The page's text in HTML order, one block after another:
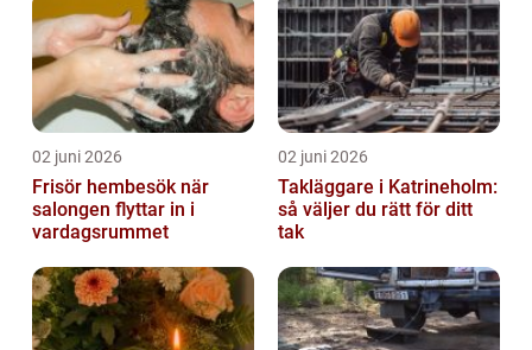
02 juni 2026
Frisör hembesök när
salongen flyttar in i
vardagsrummet
02 juni 2026
Takläggare i Katrineholm:
så väljer du rätt för ditt
tak